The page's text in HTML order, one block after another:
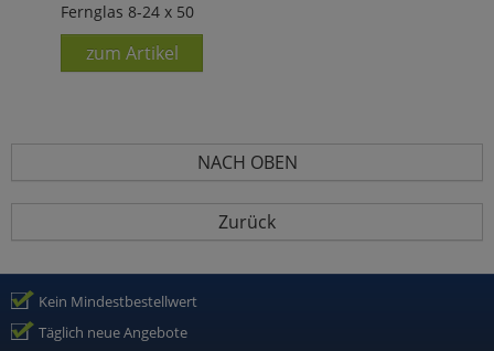
Fernglas 8-24 x 50
zum Artikel
NACH OBEN
Zurück
Kein Mindestbestellwert
Täglich neue Angebote